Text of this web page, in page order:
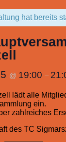
hat bereits
@ 19:00 –
lädt alle
ein.
zahlreiches
des TC